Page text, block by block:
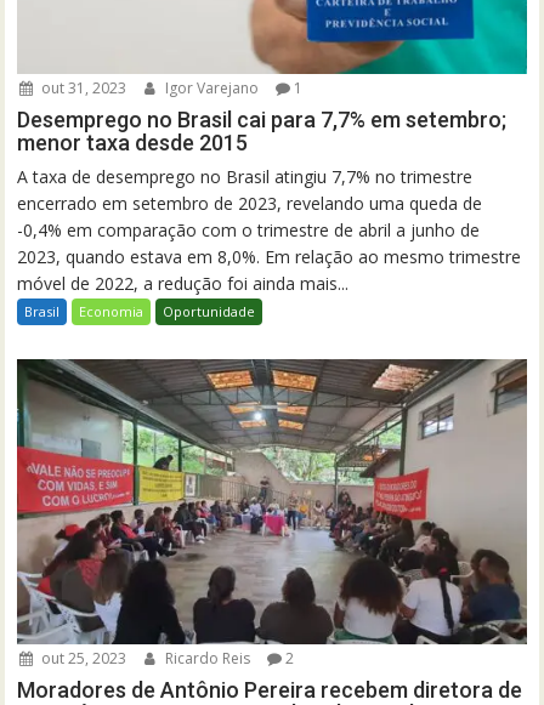
out 31, 2023 Igor Varejano 1
Desemprego no Brasil cai para 7,7% em setembro;
menor taxa desde 2015
A taxa de desemprego no Brasil atingiu 7,7% no trimestre
encerrado em setembro de 2023, revelando uma queda de
-0,4% em comparação com o trimestre de abril a junho de
2023, quando estava em 8,0%. Em relação ao mesmo trimestre
móvel de 2022, a redução foi ainda mais...
Brasil Economia Oportunidade
out 25, 2023 Ricardo Reis 2
Moradores de Antônio Pereira recebem diretora de